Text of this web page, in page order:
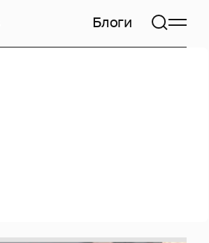
Блоги